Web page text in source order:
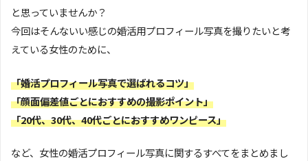
と思っていませんか？
今回はそんないい感じの婚活用プロフィール写真を撮りたいと考
えている女性のために、
「婚活プロフィール写真で選ばれるコツ」
「顔面偏差値ごとにおすすめの撮影ポイント」
「20代、30代、40代ごとにおすすめワンピース」
など、女性の婚活プロフィール写真に関するすべてをまとめまし